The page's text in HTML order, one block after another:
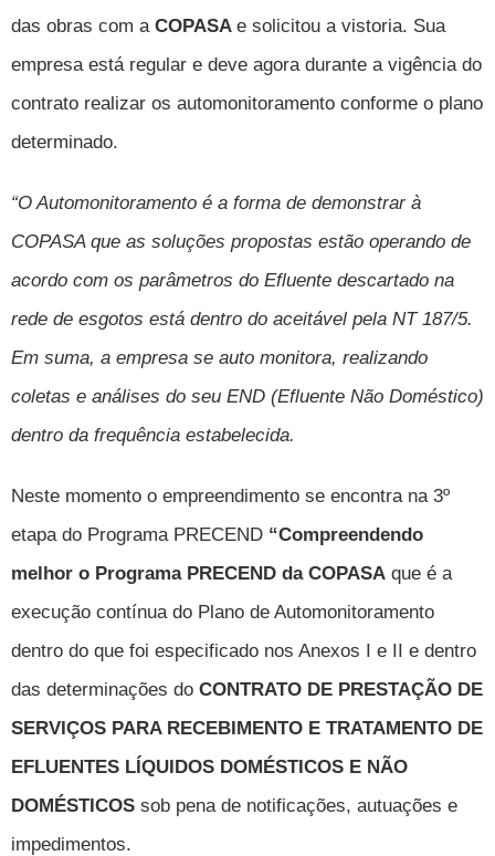
das obras com a COPASA e solicitou a vistoria. Sua
empresa está regular e deve agora durante a vigência do
contrato realizar os automonitoramento conforme o plano
determinado.
“O Automonitoramento é a forma de demonstrar à
COPASA que as soluções propostas estão operando de
acordo com os parâmetros do Efluente descartado na
rede de esgotos está dentro do aceitável pela NT 187/5.
Em suma, a empresa se auto monitora, realizando
coletas e análises do seu END (Efluente Não Doméstico)
dentro da frequência estabelecida.
Neste momento o empreendimento se encontra na 3º
etapa do Programa PRECEND “Compreendendo
melhor o Programa PRECEND da COPASA que é a
execução contínua do Plano de Automonitoramento
dentro do que foi especificado nos Anexos I e II e dentro
das determinações do CONTRATO DE PRESTAÇÃO DE
SERVIÇOS PARA RECEBIMENTO E TRATAMENTO DE
EFLUENTES LÍQUIDOS DOMÉSTICOS E NÃO
DOMÉSTICOS sob pena de notificações, autuações e
impedimentos.